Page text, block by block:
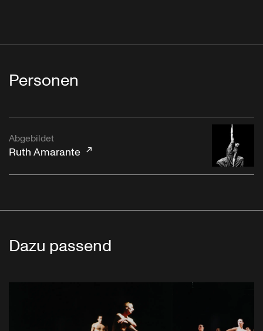
Personen
Abgebildet
Ruth Amarante
Dazu passend